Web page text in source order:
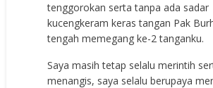
tenggorokan serta tanpa ada sadar
kucengkeram keras tangan Pak
tengah memegang ke-2 tanganku.
Saya masih tetap selalu merintih
menangis, saya selalu berupaya